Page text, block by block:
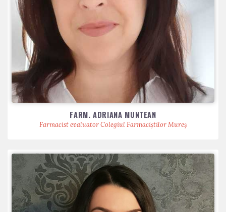
FARM. ADRIANA MUNTEAN
Farmacist evaluator Colegiul Farmaciștilor Mureș